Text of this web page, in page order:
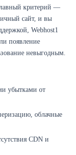
критерий —
сайт, и вы
Webhost1
появление
невыгодным.
убытками от
облачные
CDN и